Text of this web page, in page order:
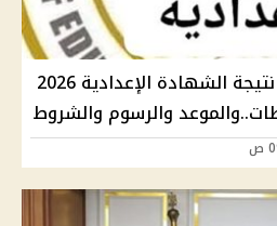
تفاصيل التظلمات على نتيجة الشهادة الإعدادية 2026